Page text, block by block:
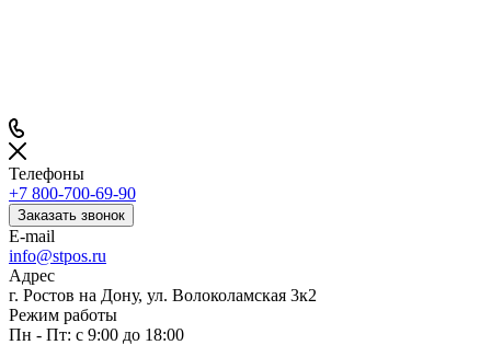
Телефоны
+7 800-700-69-90
Заказать звонок
E-mail
info@stpos.ru
Адрес
г. Ростов на Дону, ул. Волоколамская 3к2
Режим работы
Пн - Пт: с 9:00 до 18:00